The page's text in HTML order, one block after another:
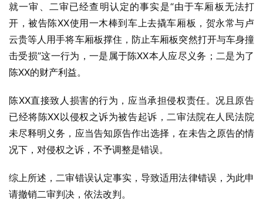
就一审、二审已经查明认定的事实是“由于车厢板无法打
开，被告陈XX使用一木棒到车上去撬车厢板，贺永常与卢
云贵等人用手将车厢板撑住，防止车厢板突然打开与车身撞
击受损”这一行为，一是属于陈XX本人应尽义务；二是为了
陈XX的财产利益。
陈XX直接致人损害的行为，应当承担侵权责任。况且原告
已经将陈XX以侵权之诉为被告起诉，二审法院在人民法院
未尽释明义务，应当告知原告作出选择，在未告之原告的情
况下，对侵权之诉，不予调整是错误。
综上所述，二审错误认定事实，导致适用法律错误，为此申
请撤销二审判决，依法改判。